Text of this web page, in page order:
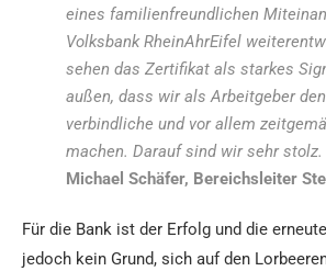
eines familienfreundlichen
Volksbank RheinAhrEifel
sehen das Zertifikat als starkes
außen, dass wir als Arbeitgeber
verbindliche und vor allem
machen. Darauf sind wir sehr stolz.
Michael Schäfer, Bereichsleiter
Für die Bank ist der Erfolg und die
jedoch kein Grund, sich auf den